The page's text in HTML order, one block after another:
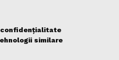
similare